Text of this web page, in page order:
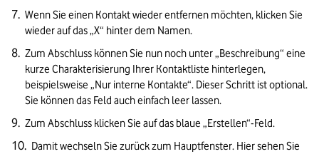
Wenn Sie einen Kontakt wieder entfernen möchten, klicken Sie
wieder auf das „X“ hinter dem Namen.
Zum Abschluss können Sie nun noch unter „Beschreibung“ eine
kurze Charakterisierung Ihrer Kontaktliste hinterlegen,
beispielsweise „Nur interne Kontakte“. Dieser Schritt ist optional.
Sie können das Feld auch einfach leer lassen.
Zum Abschluss klicken Sie auf das blaue „Erstellen“-Feld.
Damit wechseln Sie zurück zum Hauptfenster. Hier sehen Sie